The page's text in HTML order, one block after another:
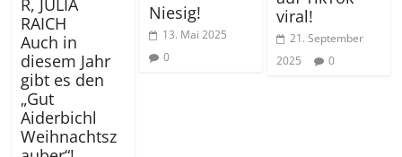
R, JULIA
RAICH
Auch in
diesem Jahr
gibt es den
„Gut
Aiderbichl
Weihnachtsz
Niesig!
13. Mai 2025
0
viral!
21. September
2025
0